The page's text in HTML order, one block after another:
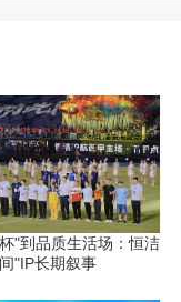
"到品质生活场：恒洁
"IP长期叙事